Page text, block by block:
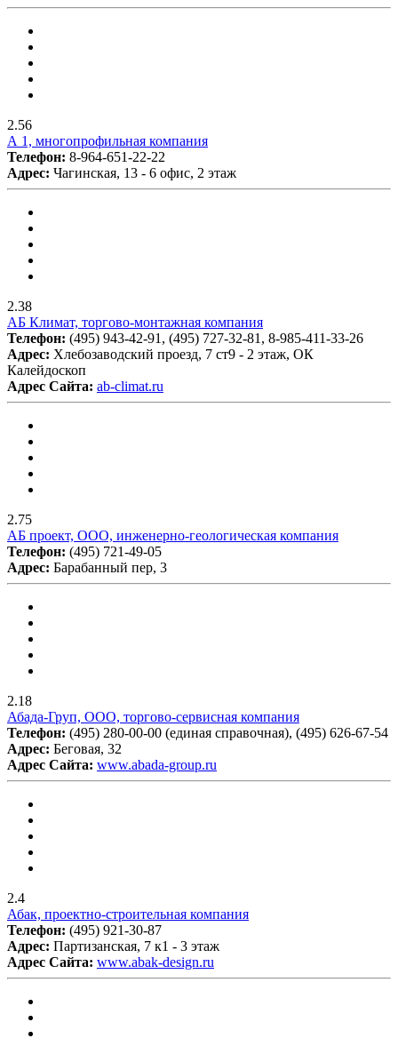
2.56
А 1, многопрофильная компания
Телефон: 8-964-651-22-22
Адрес: Чагинская, 13 - 6 офис, 2 этаж
2.38
АБ Климат, торгово-монтажная компания
Телефон: (495) 943-42-91, (495) 727-32-81, 8-985-411-33-26
Адрес: Хлебозаводский проезд, 7 ст9 - 2 этаж, ОК
Калейдоскоп
Адрес Сайта: ab-climat.ru
2.75
АБ проект, ООО, инженерно-геологическая компания
Телефон: (495) 721-49-05
Адрес: Барабанный пер, 3
2.18
Абада-Груп, ООО, торгово-сервисная компания
Телефон: (495) 280-00-00 (единая справочная), (495) 626-67-54
Адрес: Беговая, 32
Адрес Сайта: www.abada-group.ru
2.4
Абак, проектно-строительная компания
Телефон: (495) 921-30-87
Адрес: Партизанская, 7 к1 - 3 этаж
Адрес Сайта: www.abak-design.ru